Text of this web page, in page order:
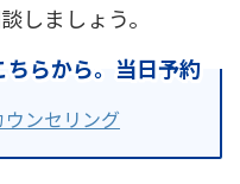
しましょう。
らから。当日予約
ンセリング